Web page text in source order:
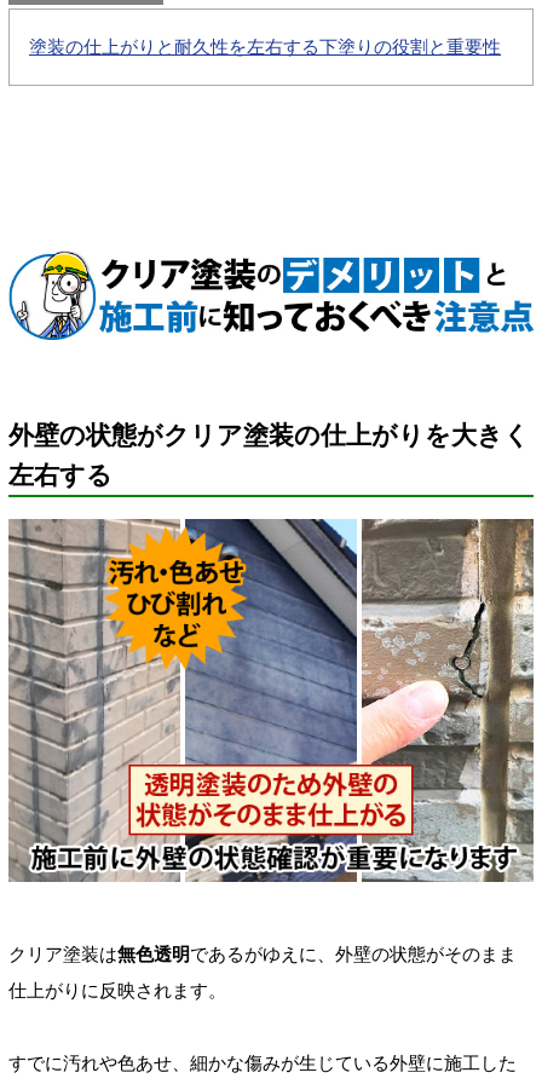
塗装の仕上がりと耐久性を左右する下塗りの役割と重要性
外壁の状態がクリア塗装の仕上がりを大きく
左右する
クリア塗装は無色透明であるがゆえに、外壁の状態がそのまま
仕上がりに反映されます。
すでに汚れや色あせ、細かな傷みが生じている外壁に施工した